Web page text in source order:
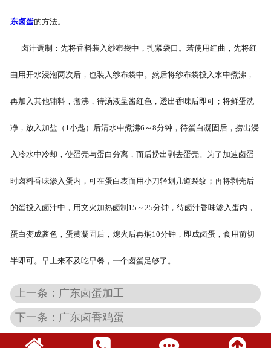
东卤蛋的方法。
卤汁调制：先将香料装入纱布袋中，扎紧袋口。若使用红曲，先将红
曲用开水浸泡两次后，也装入纱布袋中。然后将纱布袋投入水中煮沸，
再加入其他辅料，煮沸，待汤液呈酱红色，透出香味后即可；将鲜蛋洗
净，放入加盐（1小匙）后清水中煮沸6～8分钟，待蛋白凝固后，捞出浸
入冷水中冷却，使蛋壳与蛋白分离，而后捞出剥去蛋壳。为了加速卤蛋
时卤料香味渗入蛋内，可在蛋白表面用小刀轻划几道裂纹；再将剥壳后
的蛋投入卤汁中，用文火加热卤制15～25分钟，待卤汁香味渗入蛋内，
蛋白变成酱色，蛋黄凝固后，熄火后再焖10分钟，即成卤蛋，食用前切
半即可。早上来不及吃早餐，一个卤蛋足够了。
上一条：广东卤蛋加工
下一条：广东卤香鸡蛋